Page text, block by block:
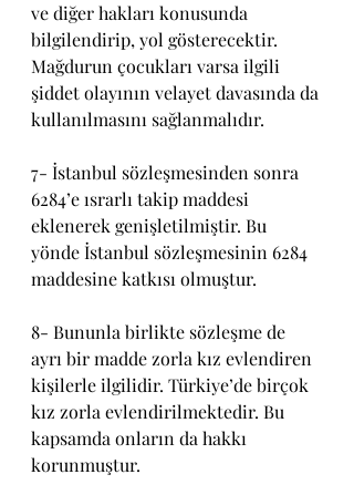
ve diğer hakları konusunda
bilgilendirip, yol gösterecektir.
Mağdurun çocukları varsa ilgili
şiddet olayının velayet davasında da
kullanılmasını sağlanmalıdır.
7- İstanbul sözleşmesinden sonra
6284’e ısrarlı takip maddesi
eklenerek genişletilmiştir. Bu
yönde İstanbul sözleşmesinin 6284
maddesine katkısı olmuştur.
8- Bununla birlikte sözleşme de
ayrı bir madde zorla kız evlendiren
kişilerle ilgilidir. Türkiye’de birçok
kız zorla evlendirilmektedir. Bu
kapsamda onların da hakkı
korunmuştur.